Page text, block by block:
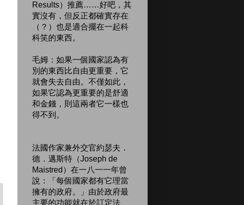
Results）推薦……好吧，其
實沒有，但反正都確實存在
（？）也是適合擺在一起科
科笑的東西。
毛姆：如果一個國家認為有
別的東西比自由更重要，它
就會失去自由。不僅如此，
如果它認為更重要的是舒適
和金錢，則這兩者它一樣也
得不到。
法國作家兼外交官約瑟夫．
德．邁斯特（Joseph de
Maistred）在一八一一年曾
說：「每個國家都有它理當
擁有的政府。」由於政府最
主要的功能就在於訂定法